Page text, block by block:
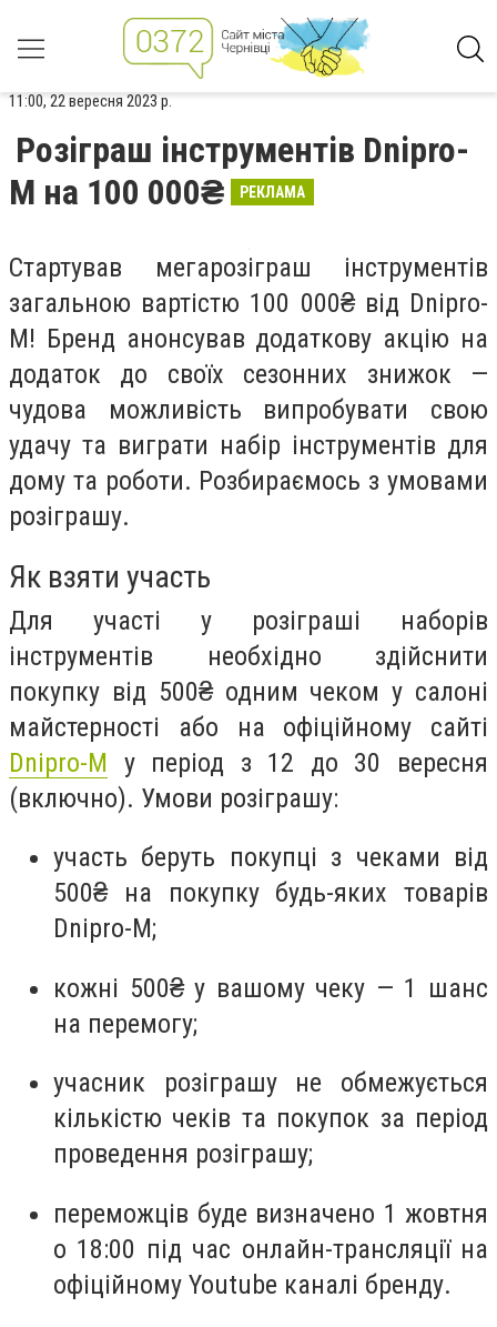
11:00, 22 вересня 2023 р.
Розіграш інструментів Dnipro-
M на 100 000₴
РЕКЛАМА
Стартував мегарозіграш інструментів
загальною вартістю 100 000₴ від Dnipro-
M! Бренд анонсував додаткову акцію на
додаток до своїх сезонних знижок —
чудова можливість випробувати свою
удачу та виграти набір інструментів для
дому та роботи. Розбираємось з умовами
розіграшу.
Як взяти участь
Для участі у розіграші наборів
інструментів необхідно здійснити
покупку від 500₴ одним чеком у салоні
майстерності або на офіційному сайті
Dnipro-M у період з 12 до 30 вересня
(включно). Умови розіграшу:
участь беруть покупці з чеками від
500₴ на покупку будь-яких товарів
Dnipro-M;
кожні 500₴ у вашому чеку — 1 шанс
на перемогу;
учасник розіграшу не обмежується
кількістю чеків та покупок за період
проведення розіграшу;
переможців буде визначено 1 жовтня
о 18:00 під час онлайн-трансляції на
офіційному Youtube каналі бренду.